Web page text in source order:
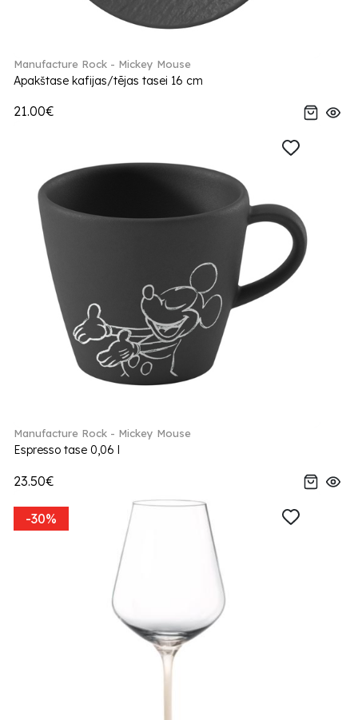
Manufacture Rock - Mickey Mouse
Apakštase kafijas/tējas tasei 16 cm
21.00€
Manufacture Rock - Mickey Mouse
Espresso tase 0,06 l
23.50€
-30%